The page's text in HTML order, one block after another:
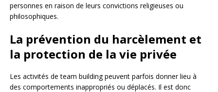
personnes en raison de leurs convictions religieuses ou
philosophiques.
La prévention du harcèlement et
la protection de la vie privée
Les activités de team building peuvent parfois donner lieu à
des comportements inappropriés ou déplacés. Il est donc